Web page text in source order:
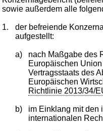
sowie außerdem alle
1.
der befreiende
aufgestellt:
a)
nach Maßgabe des
Europäischen
Vertragsstaats des
Europäischen
Richtlinie 2013/34/
b) im Einklang mit den
internationalen